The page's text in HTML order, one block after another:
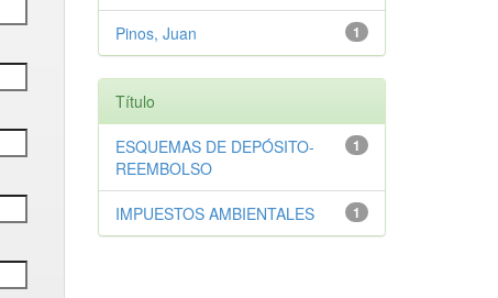
1
Pinos, Juan
Título
1
ESQUEMAS DE DEPÓSITO-
REEMBOLSO
1
IMPUESTOS AMBIENTALES